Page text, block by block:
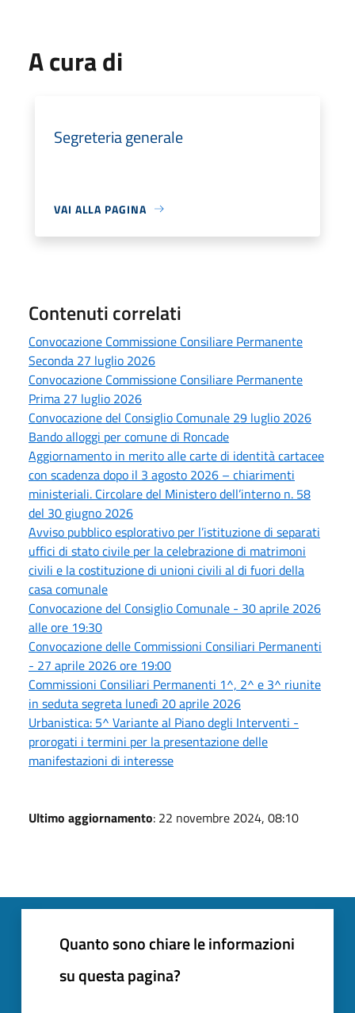
A cura di
Segreteria generale
VAI ALLA PAGINA
Contenuti correlati
Convocazione Commissione Consiliare Permanente
Seconda 27 luglio 2026
Convocazione Commissione Consiliare Permanente
Prima 27 luglio 2026
Convocazione del Consiglio Comunale 29 luglio 2026
Bando alloggi per comune di Roncade
Aggiornamento in merito alle carte di identità cartacee
con scadenza dopo il 3 agosto 2026 – chiarimenti
ministeriali. Circolare del Ministero dell’interno n. 58
del 30 giugno 2026
Avviso pubblico esplorativo per l’istituzione di separati
uffici di stato civile per la celebrazione di matrimoni
civili e la costituzione di unioni civili al di fuori della
casa comunale
Convocazione del Consiglio Comunale - 30 aprile 2026
alle ore 19:30
Convocazione delle Commissioni Consiliari Permanenti
- 27 aprile 2026 ore 19:00
Commissioni Consiliari Permanenti 1^, 2^ e 3^ riunite
in seduta segreta lunedì 20 aprile 2026
Urbanistica: 5^ Variante al Piano degli Interventi -
prorogati i termini per la presentazione delle
manifestazioni di interesse
Ultimo aggiornamento: 22 novembre 2024, 08:10
Quanto sono chiare le informazioni
su questa pagina?